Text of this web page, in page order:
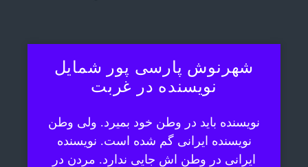
شهرنوش پارسی پور شمایل
نویسنده در غربت
نویسنده باید در وطن خود بمیرد. ولی وطن
نویسنده ایرانی گم شده است. نویسنده
ایرانی در وطن اش جایی ندارد. مردن در